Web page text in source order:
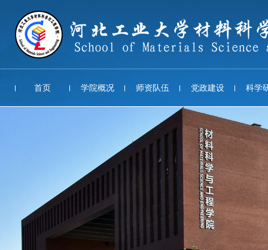
首页 学院概况 师资队伍 党政建设 科学